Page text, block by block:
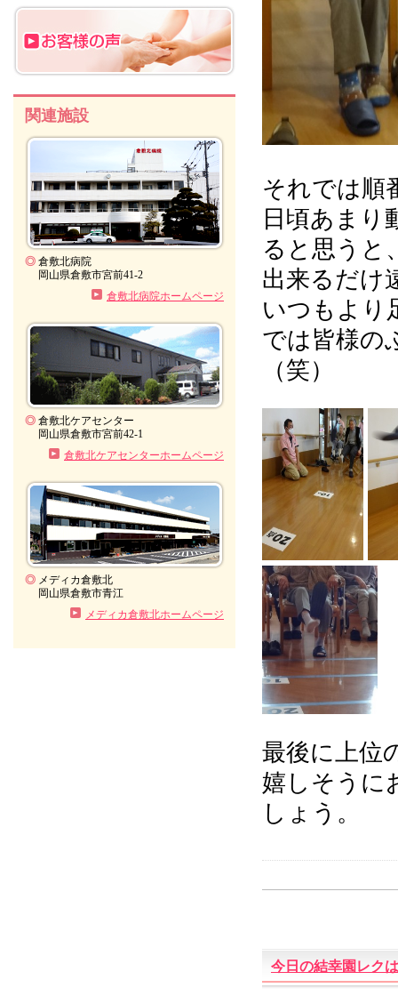
それでは順
日頃あまり
ると思うと
出来るだけ
いつもより
では皆様の
（笑）
最後に上位
嬉しそうに
しょう。
今日の結幸園レク
関連施設
◎ 倉敷北病院
岡山県倉敷市宮前41-2
倉敷北病院ホームページ
◎ 倉敷北ケアセンター
岡山県倉敷市宮前42-1
倉敷北ケアセンターホームページ
◎ メディカ倉敷北
岡山県倉敷市青江
メディカ倉敷北ホームページ